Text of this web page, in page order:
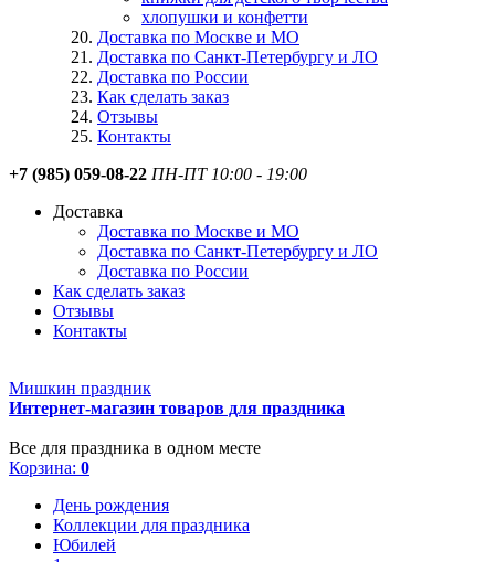
хлопушки и конфетти
Доставка по Москве и МО
Доставка по Санкт-Петербургу и ЛО
Доставка по России
Как сделать заказ
Отзывы
Контакты
+7 (985) 059-08-22 ПН-ПТ 10:00 - 19:00
Доставка
Доставка по Москве и МО
Доставка по Санкт-Петербургу и ЛО
Доставка по России
Как сделать заказ
Отзывы
Контакты
Мишкин праздник
Интернет-магазин товаров для праздника
Все для праздника в одном месте
Корзина: 0
День рождения
Коллекции для праздника
Юбилей